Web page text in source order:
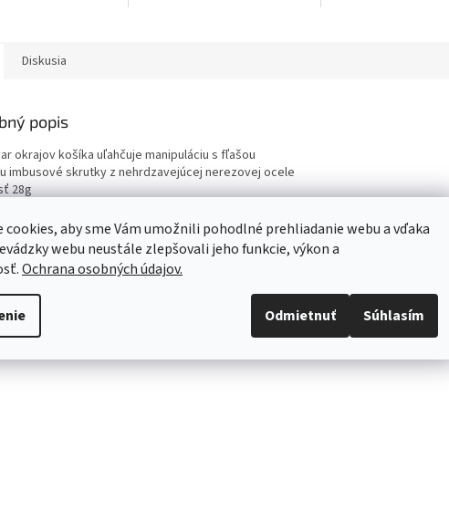
cookies, aby sme Vám umožnili pohodlné prehliadanie webu a vďaka
webu neustále zlepšovali jeho funkcie, výkon a
Ochrana osobných údajov.
Odmietnuť Súhlasím
Diskusia
popis
okrajov košíka uľahčuje manipuláciu s fľašou
imbusové skrutky z nehrdzavejúcej nerezovej ocele
28g